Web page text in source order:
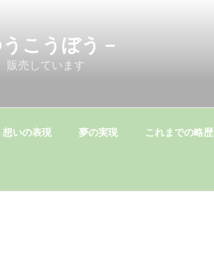
こうぼう－
販売しています
想いの表現 夢の実現 これまでの略歴